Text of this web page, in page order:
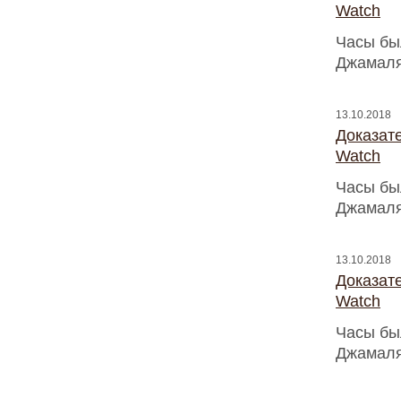
Watch
Часы
13.10.2018
Watch
Часы
13.10.2018
Watch
Часы